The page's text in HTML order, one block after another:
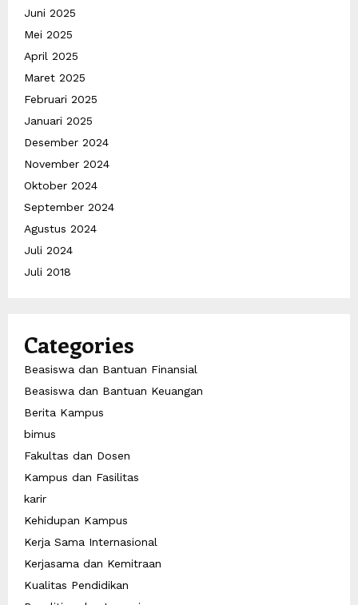
Juni 2025
Mei 2025
April 2025
Maret 2025
Februari 2025
Januari 2025
Desember 2024
November 2024
Oktober 2024
September 2024
Agustus 2024
Juli 2024
Juli 2018
Categories
Beasiswa dan Bantuan Finansial
Beasiswa dan Bantuan Keuangan
Berita Kampus
bimus
Fakultas dan Dosen
Kampus dan Fasilitas
karir
Kehidupan Kampus
Kerja Sama Internasional
Kerjasama dan Kemitraan
Kualitas Pendidikan